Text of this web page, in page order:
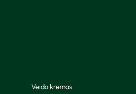
Veido kremas